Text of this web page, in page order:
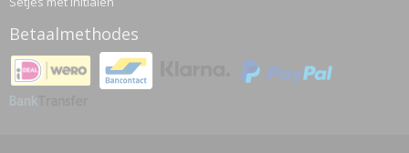
Betaalmethodes